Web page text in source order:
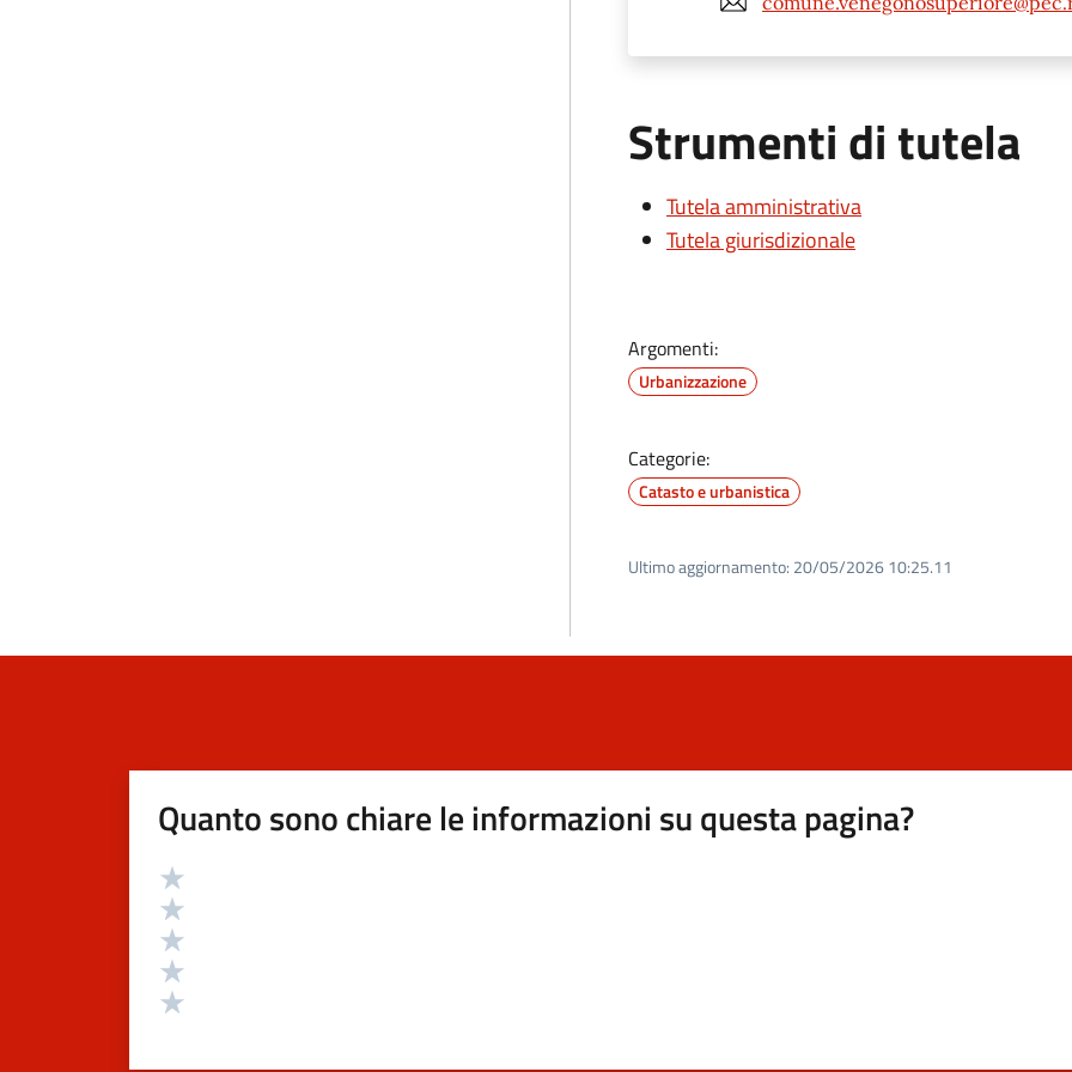
Strumenti di tutela
Tutela amministrativa
Tutela giurisdizionale
Argomenti:
Urbanizzazione
Categorie:
Catasto e urbanistica
Ultimo aggiornamento: 20/05/2026 10:25.11
Quanto sono chiare le informazioni su questa pagina?
Valutazione